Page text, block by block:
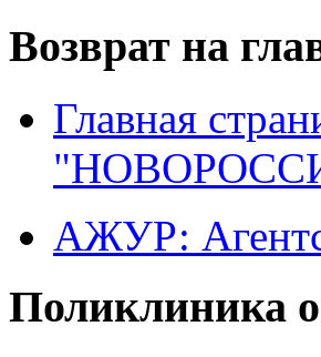
Возврат на
Главная
АЖУР:
Поликлиника